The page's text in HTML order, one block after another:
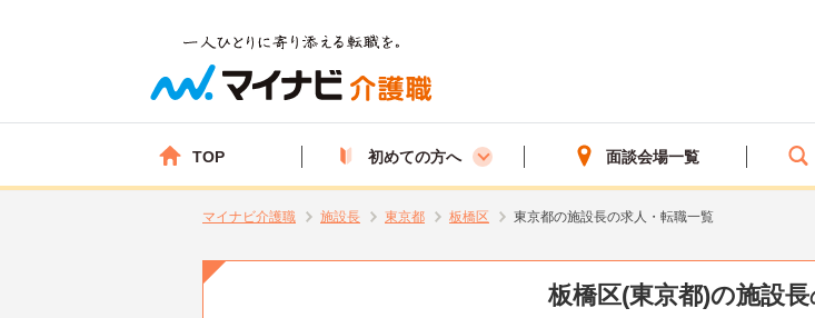
TOP 初めての方へ 面談会場一覧
マイナビ介護職 施設長 東京都 板橋区 東京都の施設長の求人・転職一覧
板橋区(東京都)の施設長